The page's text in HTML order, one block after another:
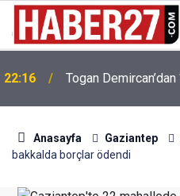
22:16
Togan
19:32
Sıcak Havalarda
Anasayfa Gaziantep
bakkalda borçlar ödendi